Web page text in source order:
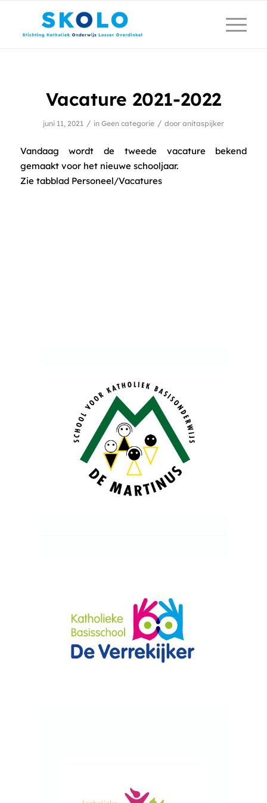
Vacature 2021-2022
juni 11, 2021 / in Geen categorie / door anitaspijker
Vandaag wordt de tweede vacature bekend
gemaakt voor het nieuwe schooljaar.
Zie tabblad Personeel/Vacatures